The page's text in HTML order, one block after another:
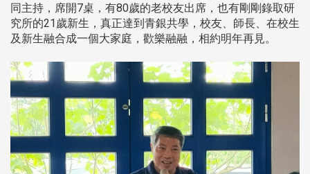
同主持，席開7桌，有80歲的老校友出席，也有剛剛錄取研
究所的21歲新生，真正達到青銀共學，校友、師長、在校生
及新生融合成一個大家庭，歡樂融融，相約明年再見。